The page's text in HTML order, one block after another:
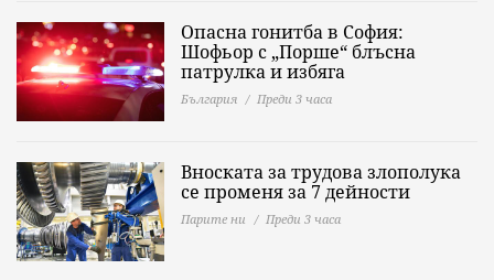
Опасна гонитба в София:
Шофьор с „Порше“ блъсна
патрулка и избяга
България Преди 3 часа
Вноската за трудова злополука
се променя за 7 дейности
Парите ни Преди 3 часа